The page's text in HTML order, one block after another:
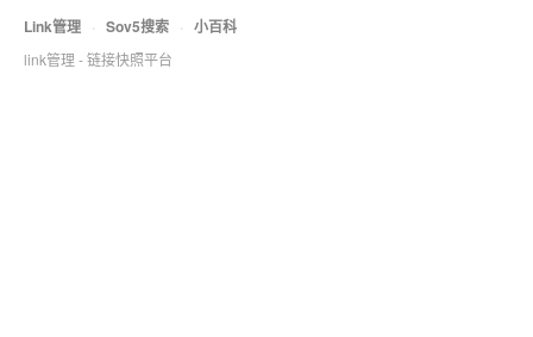
Link管理 · Sov5搜索 · 小百科
link管理 - 链接快照平台